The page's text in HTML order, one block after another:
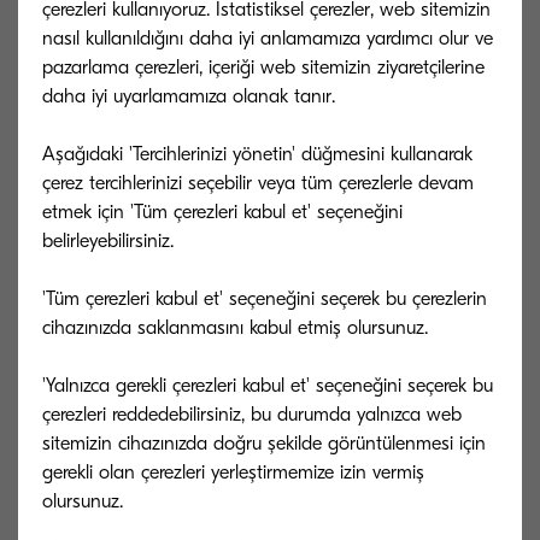
sağlayan ünlü dayanıklı uzun ömürlü
bileşenleri ile birleştirilen bu yazıcılar, artırılmış
baskı hızları ve kullanıcıların üretkenliği önemli
orta ölçekli işletmeler için mükemmel bir seçimdir.
Dahası, bu A3 Mono MFP'ler, yazıcı kullanımını
geliştirmeye yardımcı olacakkimlik kartı
kopyalama fonksiyonunda iyileştirmeler
dizi geliştirmeler ve ihtiyaç duyulan toner değişimi
sayısını azaltacak ve müşterilerin çevresel etkilerini
azaltmalarını sağlayacakyeni bir 16Bin sayfalık
toneriile birlikte gelir.
çerezleri kullanıyoruz. İstatistiksel çerezler, web sitemizin
nasıl kullanıldığını daha iyi anlamamıza yardımcı olur ve
pazarlama çerezleri, içeriği web sitemizin ziyaretçilerine
daha iyi uyarlamamıza olanak tanır.
Aşağıdaki 'Tercihlerinizi yönetin' düğmesini kullanarak
çerez tercihlerinizi seçebilir veya tüm çerezlerle devam
etmek için 'Tüm çerezleri kabul et' seçeneğini
belirleyebilirsiniz.
'Tüm çerezleri kabul et' seçeneğini seçerek bu çerezlerin
cihazınızda saklanmasını kabul etmiş olursunuz.
'Yalnızca gerekli çerezleri kabul et' seçeneğini seçerek bu
çerezleri reddedebilirsiniz, bu durumda yalnızca web
sitemizin cihazınızda doğru şekilde görüntülenmesi için
gerekli olan çerezleri yerleştirmemize izin vermiş